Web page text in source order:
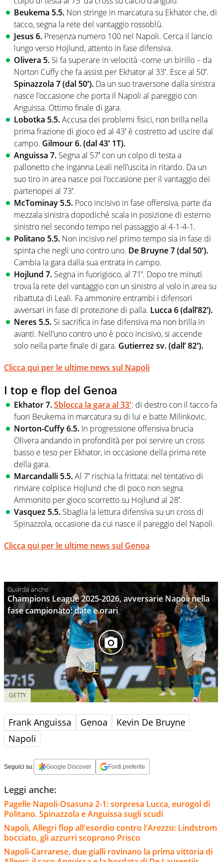
Beukema 5.5. Non stringe in marcatura su Ekhator che, di
tacco, segna la rete del vantaggio rossoblù.
Jesus 6. Presenza numero 100 nel Napoli. Cerca il lancio
lungo verso Hojlund, attento in fase difensiva.
Olivera 5. Si fa superare in velocità -come un birillo – da
Norton Cuffy che fa assist per Ekhator al 33′. Esce al 50′.
Spinazzola 7 (dal 50′). Da un suo traversone dalla sinistra
nasce l’occasione che porta il Napoli al pareggio con
Anguissa. Ottimo finale di gara.
Lobotka 5.5.Accusa dei problemi fisici, non brilla nella
prima frazione di gioco ed al 43′ è costretto ad uscire dal
campo. Gilmour 6. (dal 43′ 1T).
Anguissa 7. Segna al 57′ con un colpo di testa a
pallonetto che inganna Leali nell’uscita in ritardo. Da un
suo tiro in area nasce poi l’occasione per il vantaggio dei
partenopei al 73′.
McTominay 5.5. Poco incisivo in fase offensiva, parte da
mezzala sinistra dopodiché scala in posizione di esterno
sinistro nel secondo tempo nel passaggio al 4-1-4-1.
Politano 5.5. Non incisivo nel primo tempo sia in fase di
spinta che negli uno contro uno. De Bruyne 7 (dal 50′).
Cambia la gara dalla sua entrata in campo.
Hojlund 7. Segna in fuorigioco, al 71′. Dopo tre minuti
trova la rete del vantaggio con un sinistro al volo in area su
ribattuta di Leali. Fa ammonire entrambi i difensori
avversari in fase di protezione di palla. Lucca 6 (dall’82’).
Neres 5.5. Si sacrifica in fase difensiva ma non brilla in
avanti. Nell’uno contro uno è poco incisivo, si accende
solo nella parte finale di gara. Gutierrez sv. (dall’ 82′).
Clicca qui per le ultime news sul Napoli
I top e flop del Genoa
Ekhator 7.Sblocca la gara al 33′: di destro con il tacco fa
fuori Beukema in marcatura su di lui e batte Milinkovic.
Norton-Cuffy 6.5. In progressione offensiva brucia
Olivera andando in profondità per poi servire un cross
basso e teso per Ekhator, in occasione della prima rete
della gara.
Marcandalli 5.5.Al 7′ rischia la frittata: nel tentativo di
rinviare colpisce Hojlund che di poco non segna.
Ammonito per gioco scorretto su Hojlund al 28′.
Vasquez 5.5. Sbaglia la lettura difensiva su un cross di
Spinazzola, occasione da cui nasce il pareggio del Napoli.
Clicca qui per le ultime news sul Genoa
Champions League 2025-2026, avversarie Napoli nella
fase campionato: date e orari
GETTY
Frank Anguissa Genoa
Kevin De Bruyne
Napoli
Seguici su: Google Discover Fonti preferite
Leggi anche:
Pagelle Napoli-Osasuna 2-1: sorpresa Lucca, eurogol di
Politano. Spinazzola e Anguissa sugli scudi
Napoli, Allegri flop all'esordio contro l'Arezzo: Lindstrom
bocciato, gli azzurri scoprono Prisco
Napoli-Carrarese, due gialli rovinano la prima vittoria di